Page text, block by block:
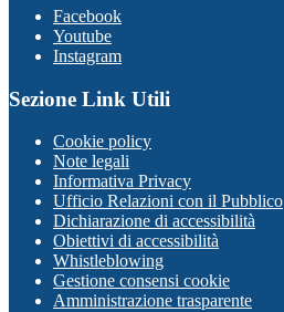
Facebook
Youtube
Instagram
Sezione Link Utili
Cookie policy
Note legali
Informativa Privacy
Ufficio Relazioni con il Pubblico
Dichiarazione di accessibilità
Obiettivi di accessibilità
Whistleblowing
Gestione consensi cookie
Amministrazione trasparente